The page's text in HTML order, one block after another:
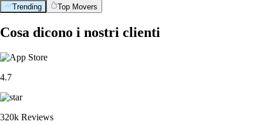
Trending Top Movers
Cosa dicono i nostri clienti
4.7
320k Reviews